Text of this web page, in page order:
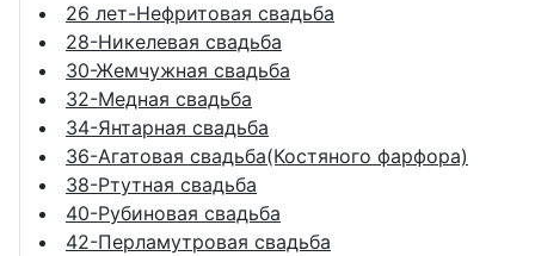
26 лет-Нефритовая свадьба
28-Никелевая свадьба
30-Жемчужная свадьба
32-Медная свадьба
34-Янтарная свадьба
36-Агатовая свадьба(Костяного фарфора)
38-Ртутная свадьба
40-Рубиновая свадьба
42-Перламутровая свадьба